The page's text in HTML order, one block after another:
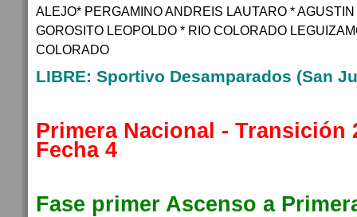
ALEJO* PERGAMINO ANDREIS LAUTARO *
GOROSITO LEOPOLDO * RIO COLORADO
COLORADO
LIBRE: Sportivo Desamparados (San
Primera Nacional - Transición
Fecha 4
Fase primer Ascenso a